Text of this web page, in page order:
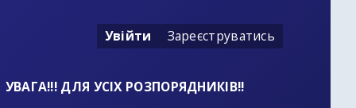
Увійти Зареєструватись
УВАГА!!! ДЛЯ УСІХ РОЗПОРЯДНИКІВ!!